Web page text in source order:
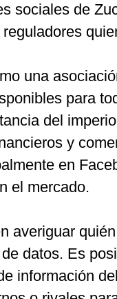
sociales de
una
para
del
y
en
el mercado.
averiguar
datos. Es
información